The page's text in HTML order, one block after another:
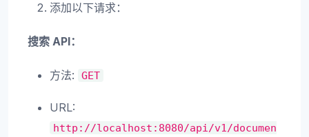
添加以下请求：
搜索 API：
方法: GET
URL:
http://localhost:8080/api/v1/documen